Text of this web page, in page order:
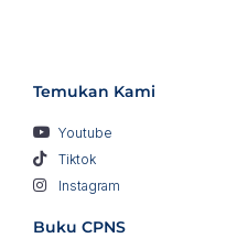
Temukan Kami
Youtube
Tiktok
Instagram
Buku CPNS